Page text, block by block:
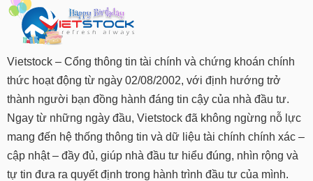
Vietstock – Cổng thông tin tài chính và chứng khoán chính
thức hoạt động từ ngày 02/08/2002, với định hướng trở
thành người bạn đồng hành đáng tin cậy của nhà đầu tư.
Ngay từ những ngày đầu, Vietstock đã không ngừng nỗ lực
mang đến hệ thống thông tin và dữ liệu tài chính chính xác –
cập nhật – đầy đủ, giúp nhà đầu tư hiểu đúng, nhìn rộng và
tự tin đưa ra quyết định trong hành trình đầu tư của mình.